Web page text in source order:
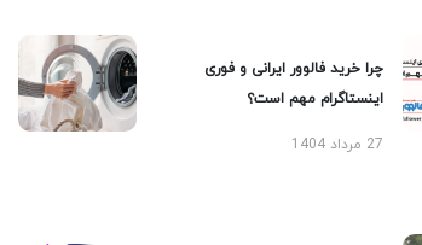
چرا خرید فالوور ایرانی و فوری
اینستاگرام مهم است؟
27 مرداد 1404